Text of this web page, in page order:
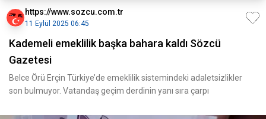
https://www.sozcu.com.tr
11 Eylül 2025 06:45
Kademeli emeklilik başka bahara kaldı Sözcü
Gazetesi
Belce Örü Erçin Türkiye’de emeklilik sistemindeki adaletsizlikler
son bulmuyor. Vatandaş geçim derdinin yanı sıra çarpı